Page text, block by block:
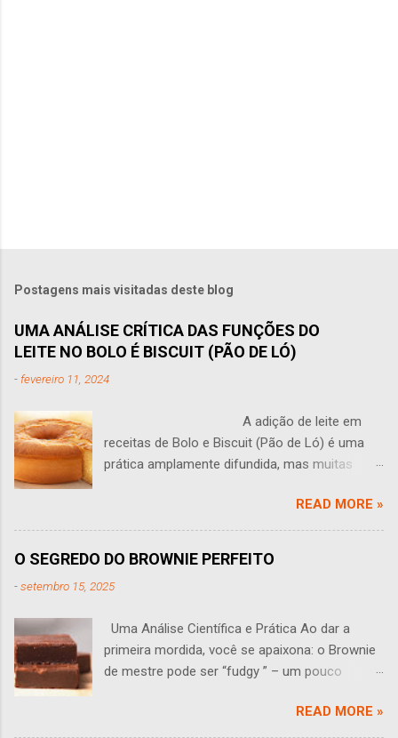
t
r
u
m
o
e
n
t
r
Postagens mais visitadas deste blog
UMA ANÁLISE CRÍTICA DAS FUNÇÕES DO
LEITE NO BOLO É BISCUIT (PÃO DE LÓ)
- fevereiro 11, 2024
A adição de leite em
receitas de Bolo e Biscuit (Pão de Ló) é uma
prática amplamente difundida, mas muitas
sentido em um bolo? Você às vezes se faz
perguntas como essa? Esta pergunta leva a
uma análise aprofundada do papel do leite na
traz várias propriedades que podem influenciar
sendo que seu efeito em pequenas
quantidades muitas vezes não é perceptível.
Uma das funções primárias do leite é adicionar
bolo talvez mais suculento e desenvolver uma
READ MORE »
O SEGREDO DO BROWNIE PERFEITO
-setembro 15, 2025
Uma Análise Científica e Prática Ao dar a
primeira mordida, você se apaixona: o Brownie
de mestre pode ser “fudgy ” – um pouco
denso, aromático e irresistível. Mas como
READ MORE »